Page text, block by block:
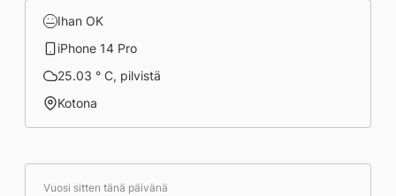
Ihan OK
iPhone 14 Pro
25.03 ° C, pilvistä
Kotona
Vuosi sitten tänä päivänä